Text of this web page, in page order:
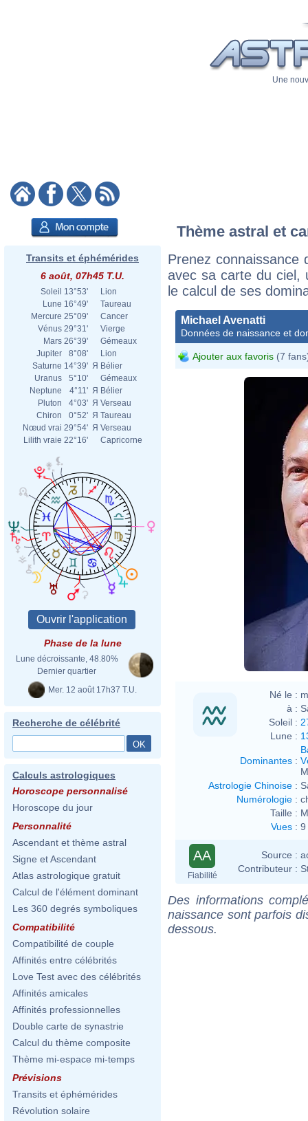
Une
Transits et éphémérides
6 août, 07h45 T.U.
Soleil 13°53'
Lion
Lune 16°49'
Taureau
Mercure 25°09'
Cancer
Vénus 29°31'
Vierge
Mars 26°39'
Gémeaux
Jupiter
8°08'
Lion
Saturne 14°39' Я Bélier
Uranus
5°10'
Gémeaux
Neptune
4°11' Я Bélier
Pluton
4°03' Я Verseau
Chiron
0°52' Я Taureau
Nœud vrai 29°54' Я Verseau
Lilith vraie 22°16' Capricorne
Phase de la lune
Lune décroissante, 48.80%
Dernier quartier
Mer. 12 août 17h37 T.U.
Recherche de célébrité
Calculs astrologiques
Horoscope personnalisé
Horoscope du jour
Personnalité
Ascendant et thème astral
Signe et Ascendant
Atlas astrologique gratuit
Calcul de l'élément dominant
Les 360 degrés symboliques
Compatibilité
Compatibilité de couple
Affinités entre célébrités
Love Test avec des célébrités
Affinités amicales
Affinités professionnelles
Double carte de synastrie
Calcul du thème composite
Thème mi-espace mi-temps
Prévisions
Transits et éphémérides
Révolution solaire
Thème astral et
Prenez connaissance
avec sa carte du ciel,
le calcul de ses
Michael Avenatti
Données de naissance et
Ajouter aux favoris (7
Né le :
à :
Soleil :
Lune :
Dominantes :
Astrologie Chinoise :
Numérologie :
Taille :
Vues : 9
AA
Fiabilité
Source :
Contributeur :
Des informations
naissance sont parfois
dessous.